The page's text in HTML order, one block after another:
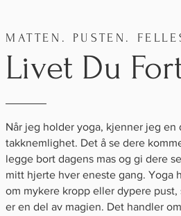
MATTEN. PUSTEN.
Livet Du
Når jeg holder yoga, kjenner jeg en
takknemlighet. Det å se dere
legge bort dagens mas og gi dere
mitt hjerte hver eneste gang. Yoga
om mykere kropp eller dypere pust,
er en del av magien. Det handler